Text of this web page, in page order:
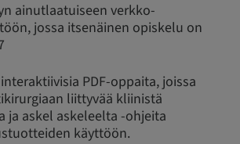
ainutlaatuiseen verkko-
jossa itsenäinen opiskelu on
PDF-oppaita, joissa
liittyvää kliinistä
ja askel askeleelta -ohjeita
käyttöön.